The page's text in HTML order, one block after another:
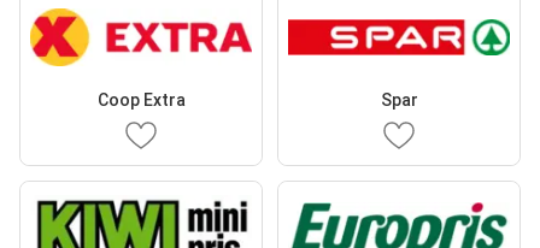
Coop Extra Spar